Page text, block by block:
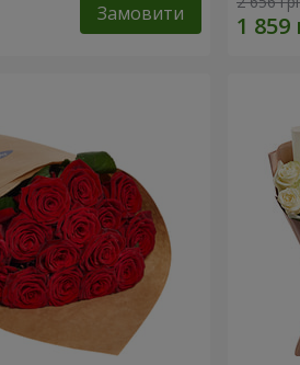
Замовити